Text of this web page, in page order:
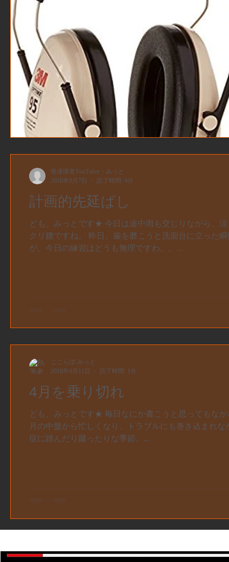
計画的先延ばし
ども、みっとです★ 今日は途中雨も交じりながら、
クリ腰ですね。 昨日、歯を磨こうと洗面台に立った
が、今日の練習はどうも無理ですわ。。...
発達障害YouTuber・みっと
2018年9月7日
読了時間: 4分
4月を乗り切れ
ども、みっとです★ 毎日なにか書こうと思ってもな
月の中盤から忙しくなり、トラブルにも巻き込まれ
症に踏んだり蹴ったりな季節。...
ここらぼ-みっと
2018年4月11日
読了時間: 1分